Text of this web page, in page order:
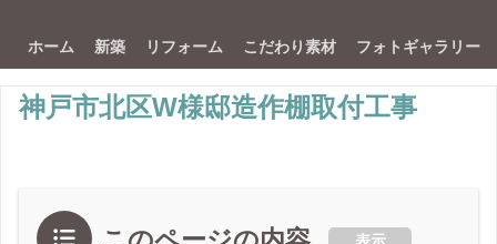
ホーム 新築 リフォーム こだわり素材 フォトギャラリー
神戸市北区W様邸造作棚取付工事